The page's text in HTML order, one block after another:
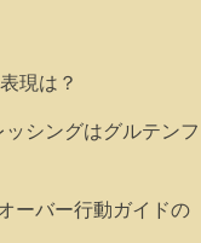
現は？
シングはグルテンフ
ーバー行動ガイドの